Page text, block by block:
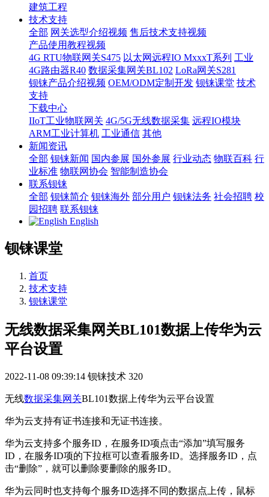
建筑工程
技术支持
全部 网关选型介绍视频 售后技术支持视频
产品使用教程视频
4G RTU物联网关S475 以太网远程IO MxxxT系列 工业
4G路由器R40 数据采集网关BL102 LoRa网关S281
钡铼产品介绍视频 OEM/ODM定制开发 钡铼课堂 技术
支持
下载中心
IIoT工业物联网关 4G/5G无线数据采集 远程IO模块
ARM工业计算机 工业通信 其他
新闻资讯
全部 钡铼新闻 国内参展 国外参展 行业动态 物联百科 行
业标准 物联网协会 智能制造协会
联系钡铼
全部 钡铼简介 钡铼海外 部分用户 钡铼法务 社会招聘 校
园招聘 联系钡铼
English
钡铼课堂
首页
技术支持
钡铼课堂
无线数据采集网关BL101数据上传华为云
平台设置
2022-11-08 09:39:14 钡铼技术 320
无线数据采集网关BL101数据上传华为云平台设置
华为云支持有证书连接和无证书连接。
华为云支持多个服务ID，在服务ID项点击“添加”填写服务
ID，在服务ID项的下拉框可以查看服务ID。选择服务ID，点
击“删除”，就可以删除要删除的服务ID。
华为云同时也支持每个服务ID选择不同的数据点上传，鼠标